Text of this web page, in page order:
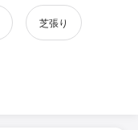
芝張り